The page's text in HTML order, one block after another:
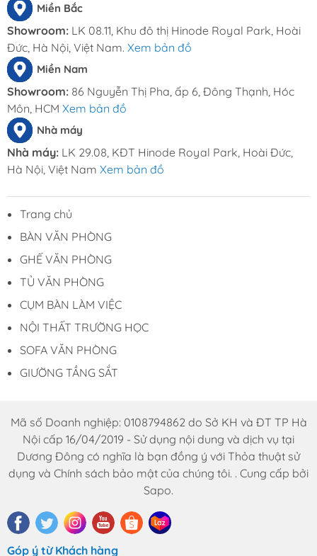
Miền Bắc
Showroom: LK 08.11, Khu đô thị Hinode Royal Park, Hoài
Đức, Hà Nội, Việt Nam. Xem bản đồ
Miền Nam
Showroom: 86 Nguyễn Thị Pha, ấp 6, Đông Thạnh, Hóc
Môn, HCM Xem bản đồ
Nhà máy
Nhà máy: LK 29.08, KĐT Hinode Royal Park, Hoài Đức,
Hà Nội, Việt Nam Xem bản đồ
Trang chủ
BÀN VĂN PHÒNG
GHẾ VĂN PHÒNG
TỦ VĂN PHÒNG
CỤM BÀN LÀM VIỆC
NỘI THẤT TRƯỜNG HỌC
SOFA VĂN PHÒNG
GIƯỜNG TẦNG SẮT
Mã số Doanh nghiệp: 0108794862 do Sở KH và ĐT TP Hà
Nội cấp 16/04/2019 - Sử dụng nội dung và dịch vụ tại
Dương Đông có nghĩa là bạn đồng ý với Thỏa thuật sử
dụng và Chính sách bảo mật của chúng tôi. . Cung cấp bởi
Sapo.
Góp ý từ Khách hàng